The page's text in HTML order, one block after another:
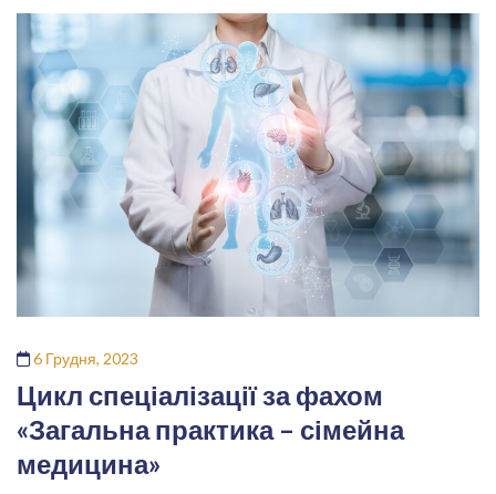
6 Грудня, 2023
Цикл спеціалізації за фахом
«Загальна практика – сімейна
медицина»